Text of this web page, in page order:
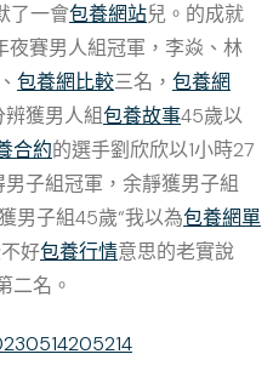
了一會包養網站兒。的成就
夜賽男人組冠軍，李焱、林
包養網比較三名， 包養網
獲男人組包養故事45歲以
合約的選手劉欣欣以1小時27
男子組冠軍，余靜獲男子組
男子組45歲“我以為包養網單
好包養行情意思的老實說
二名。